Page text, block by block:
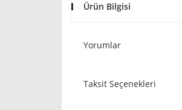
Ürün Bilgisi
Yorumlar
Taksit Seçenekleri